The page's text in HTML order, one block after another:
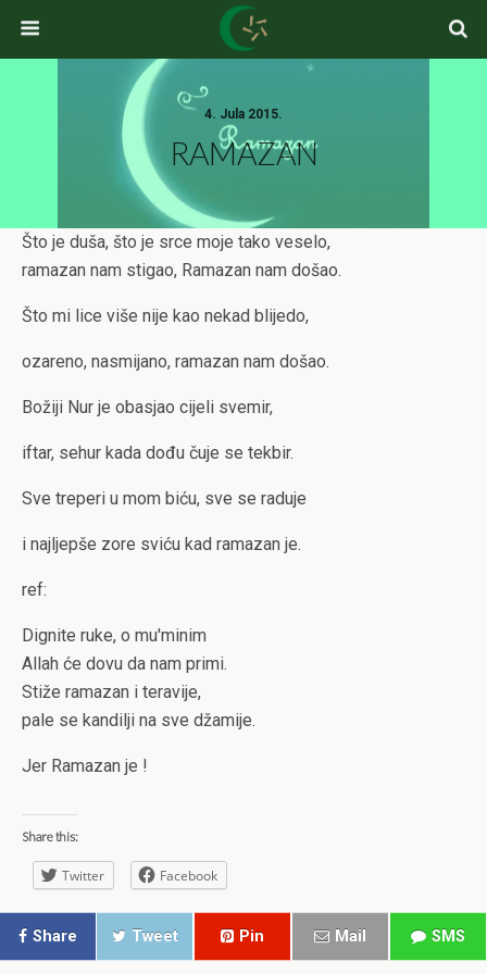
4. Jula 2015.
RAMAZAN
Što je duša, što je srce moje tako veselo,
ramazan nam stigao, Ramazan nam došao.
Što mi lice više nije kao nekad blijedo,
ozareno, nasmijano, ramazan nam došao.
Božiji Nur je obasjao cijeli svemir,
iftar, sehur kada dođu čuje se tekbir.
Sve treperi u mom biću, sve se raduje
i najljepše zore sviću kad ramazan je.
ref:
Dignite ruke, o mu'minim
Allah će dovu da nam primi.
Stiže ramazan i teravije,
pale se kandilji na sve džamije.
Jer Ramazan je !
Share this:
Twitter Facebook
Share Tweet Pin Mail SMS